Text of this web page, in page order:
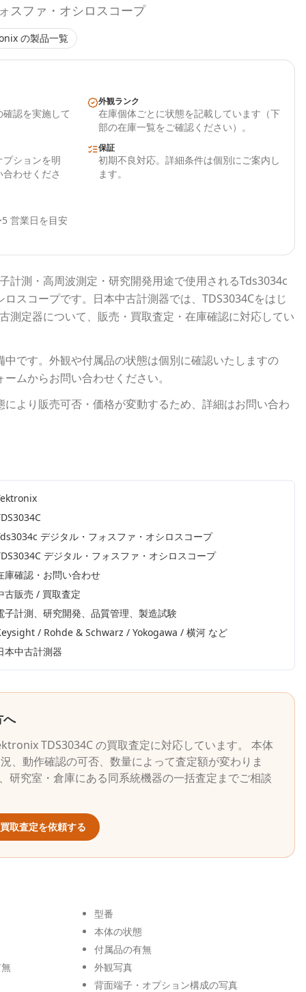
スファ・オシロスコープ
の製品一覧
認を実施して
外観ランク
在庫個体ごとに状態を記載しています（下
部の在庫一覧をご確認ください）。
ションを明
わせくださ
保証
初期不良対応。詳細条件は個別にご案内し
ます。
営業日を目安
計測・高周波測定・研究開発用途で使用されるTds3034c
ロスコープです。 日本中古計測器では、 TDS3034Cをはじ
測定器について、販売・買取査定・在庫確認に対応してい
です。外観や付属品の状態は個別に確認いたしますの
ムからお問い合わせください。
より販売可否・価格が変動するため、詳細はお問い合わ
デジタル・フォスファ・オシロスコープ
デジタル・フォスファ・オシロスコープ
庫確認・お問い合わせ
古販売 / 買取査定
子計測、研究開発、品質管理、製造試験
/ Rohde & Schwarz / Yokogawa / 横河 など
本中古計測器
へ
TDS3034Cの買取査定に対応しています。 本体
、動作確認の可否、数量によって査定額が変わりま
研究室・倉庫にある同系統機器の一括査定までご相談
取査定を依頼する
型番
本体の状態
付属品の有無
外観写真
背面端子・オプション構成の写真